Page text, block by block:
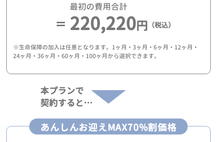
最初の費用合計
220,220円 （税込）
※生命保障の加入は任意となります。1ヶ月・3ヶ月・6ヶ月・12ヶ月・
24ヶ月・36ヶ月・60ヶ月・100ヶ月から選択できます。
本プランで
契約すると…
あんしんお迎えMAX70%割価格